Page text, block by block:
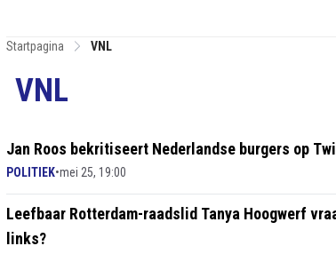
Startpagina VNL
VNL
Jan Roos bekritiseert Nederlandse burgers op
POLITIEK•mei 25, 19:00
Leefbaar Rotterdam-raadslid Tanya Hoogwerf
links?